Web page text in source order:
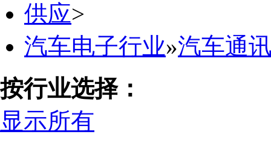
供应>
汽车电子行业»汽车通
按行业选择：
显示所有